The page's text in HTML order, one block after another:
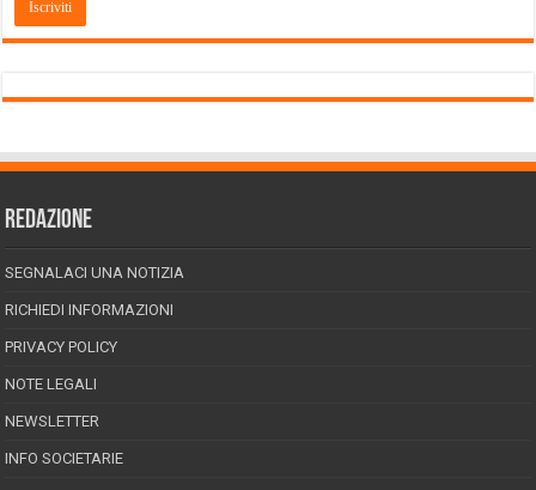
REDAZIONE
SEGNALACI UNA NOTIZIA
RICHIEDI INFORMAZIONI
PRIVACY POLICY
NOTE LEGALI
NEWSLETTER
INFO SOCIETARIE